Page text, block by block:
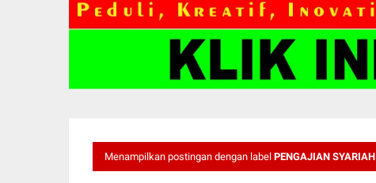
Menampilkan postingan dengan label PENGAJIAN SYARIAH